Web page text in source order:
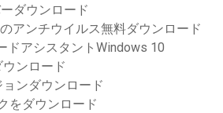
ダウンロード
アンチウイルス無料ダウンロード
ドアシスタントWindows 10
ウンロード
ンダウンロード
をダウンロード